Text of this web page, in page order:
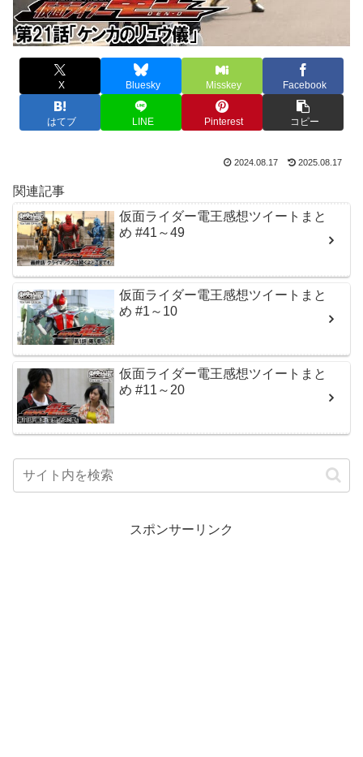
X Bluesky Misskey Facebook
はてブ LINE Pinterest コピー
2024.08.17 2025.08.17
関連記事
仮面ライダー電王感想ツイートまと
め #41～49
仮面ライダー電王感想ツイートまと
め #1～10
仮面ライダー電王感想ツイートまと
め #11～20
スポンサーリンク